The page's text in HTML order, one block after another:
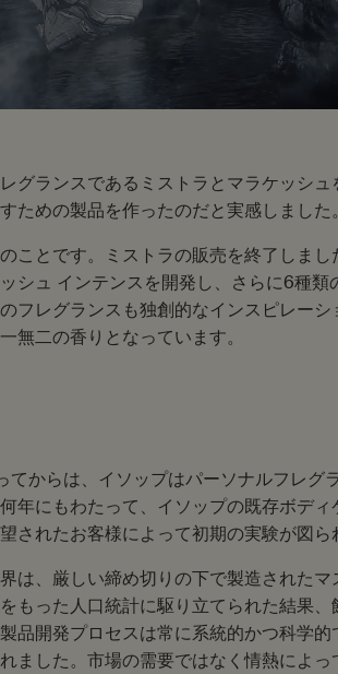
グランスであるミストラとマラケッシ
ための製品を作ったのだと実感しました。
ことです。ミストラの販売を終了しま
シュ インテンスを開発し、さらに6種類
フレグランスも独創的なインスピレー
無二の香りとなっています。
からは、イソップはパーソナルフレグ
年にもわたって、イソップの既存ボデ
されたお客様によって初期の実験が図ら
は、厳しい締め切りの下で製造された
もった人口統計に駆り立てられた結果
品開発プロセスは常に系統的かつ科学
ました。市場の需要ではなく情熱によっ